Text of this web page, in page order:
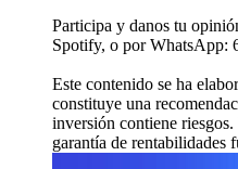
Participa y danos tu
Spotify, o por WhatsApp:
Este contenido se ha
constituye una
inversión contiene
garantía de rentabilidades